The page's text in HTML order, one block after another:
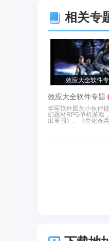
相关专
效应大全软件
效应大全软件专题
华军软件园为小伙伴
幻题材RPG单机游戏
出重围》、《生化奇